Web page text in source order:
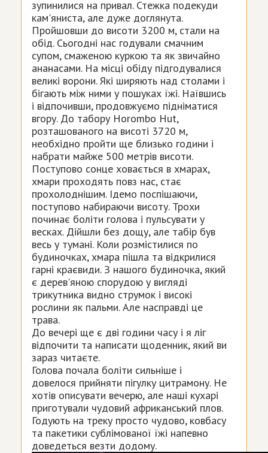
зупинилися на привал. Стежка подекуди
кам'яниста, але дуже доглянута.
Пройшовши до висоти 3200 м, стали на
обід. Сьогодні нас годували смачним
супом, смаженою куркою та як звичайно
ананасами. На місці обіду підгодувалися
великі ворони. Які ширяють над столами і
бігають між ними у пошуках їжі. Наївшись
і відпочивши, продовжуємо підніматися
вгору. До табору Horombo Hut,
розташованого на висоті 3720 м,
необхідно пройти ще близько години і
набрати майже 500 метрів висоти.
Поступово сонце ховається в хмарах,
хмари проходять повз нас, стає
прохолоднішим. Ідемо поспішаючи,
поступово набираючи висоту. Трохи
починає боліти голова і пульсувати у
весках. Дійшли без дощу, але табір був
весь у тумані. Коли розмістилися по
будиночках, хмара пішла та відкрилися
гарні краєвиди. З нашого будиночка, який
є дерев'яною спорудою у вигляді
трикутника видно струмок і високі
рослини як пальми. Але насправді це
трава.
До вечері ще є дві години часу і я ліг
відпочити та написати щоденник, який ви
зараз читаєте.
Голова почала боліти сильніше і
довелося прийняти пігулку цитрамону. Не
хотів описувати вечерю, але наші кухарі
приготували чудовий африканський плов.
Годують на треку просто чудово, ковбасу
та пакетики сублімованої їжі напевно
доведеться везти додому.